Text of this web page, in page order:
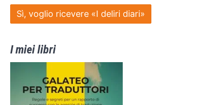
Sì, voglio ricevere «I deliri diari»
I miei libri